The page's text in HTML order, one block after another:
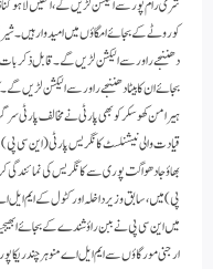
شری رام پور سے الیکشن لڑیں گے، انھیں لاہو
کوروٹے کے بجائے امگاؤں میں امیدوار ہیں۔
دھننجے راور سے الیکشن لڑیں گے۔ قابل ذکر
بجائے ان کا بیٹا دھننجے راور سے الیکشن
ہیرامن کھوسکر کو بھی پارٹی نے مخالف پارٹی
قیادت والی نیشنلسٹ کانگریس پارٹی (این سی
بھاؤ جادھو اگت پوری سے کانگریس کی
پی)میں، سابق وزیر داخلہ اور کٹول کے ایم ایل
میں این سی پی نے ببن راؤ شندے کے بجائے
ارجنی مورگاؤں سے ایم ایل اے منوہر